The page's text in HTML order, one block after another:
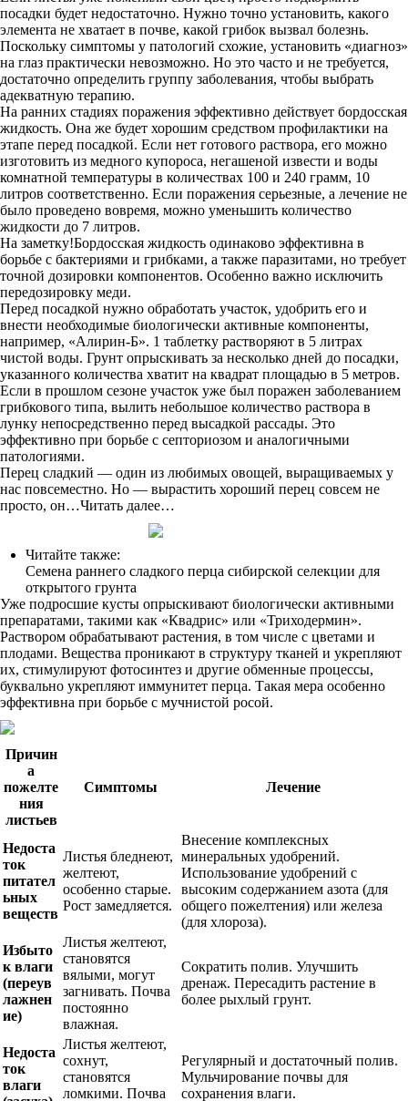
посадки будет недостаточно. Нужно точно установить, какого
элемента не хватает в почве, какой грибок вызвал болезнь.
Поскольку симптомы у патологий схожие, установить «диагноз»
на глаз практически невозможно. Но это часто и не требуется,
достаточно определить группу заболевания, чтобы выбрать
адекватную терапию.
На ранних стадиях поражения эффективно действует бордосская
жидкость. Она же будет хорошим средством профилактики на
этапе перед посадкой. Если нет готового раствора, его можно
изготовить из медного купороса, негашеной извести и воды
комнатной температуры в количествах 100 и 240 грамм, 10
литров соответственно. Если поражения серьезные, а лечение не
было проведено вовремя, можно уменьшить количество
жидкости до 7 литров.
На заметку!Бордосская жидкость одинаково эффективна в
борьбе с бактериями и грибками, а также паразитами, но требует
точной дозировки компонентов. Особенно важно исключить
передозировку меди.
Перед посадкой нужно обработать участок, удобрить его и
внести необходимые биологически активные компоненты,
например, «Алирин-Б». 1 таблетку растворяют в 5 литрах
чистой воды. Грунт опрыскивать за несколько дней до посадки,
указанного количества хватит на квадрат площадью в 5 метров.
Если в прошлом сезоне участок уже был поражен заболеванием
грибкового типа, вылить небольшое количество раствора в
лунку непосредственно перед высадкой рассады. Это
эффективно при борьбе с септориозом и аналогичными
патологиями.
Перец сладкий — один из любимых овощей, выращиваемых у
нас повсеместно. Но — вырастить хороший перец совсем не
просто, он…Читать далее…
Читайте также:
Семена раннего сладкого перца сибирской селекции для
открытого грунта
Уже подросшие кусты опрыскивают биологически активными
препаратами, такими как «Квадрис» или «Триходермин».
Раствором обрабатывают растения, в том числе с цветами и
плодами. Вещества проникают в структуру тканей и укрепляют
их, стимулируют фотосинтез и другие обменные процессы,
буквально укрепляют иммунитет перца. Такая мера особенно
эффективна при борьбе с мучнистой росой.
Причин
а
пожелте
ния
листьев
Симптомы Лечение
Недоста
ток
питател
ьных
веществ
Листья бледнеют,
желтеют,
особенно старые.
Рост замедляется.
Внесение комплексных
минеральных удобрений.
Использование удобрений с
высоким содержанием азота (для
общего пожелтения) или железа
(для хлороза).
Избыто
к влаги
(переув
лажнен
ие)
Листья желтеют,
становятся
вялыми, могут
загнивать. Почва
постоянно
влажная.
Сократить полив. Улучшить
дренаж. Пересадить растение в
более рыхлый грунт.
Недоста
ток
влаги
Листья желтеют,
сохнут,
становятся
ломкими. Почва
Регулярный и достаточный полив.
Мульчирование почвы для
сохранения влаги.